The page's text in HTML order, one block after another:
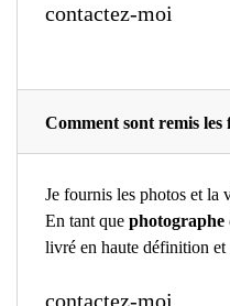
contactez-moi
Comment sont remis les
Je fournis les photos et la
En tant que photographe
livré en haute définition et
contactez-moi